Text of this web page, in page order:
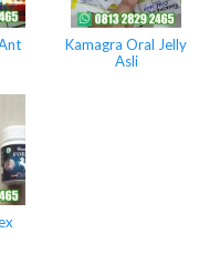
Kamagra Oral Jelly
Asli